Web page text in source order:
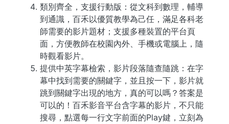
類別齊全，支援行動版：從文科到數理，輔導
到通識，百禾以優質教學為己任，滿足各科老
師需要的影片題材；支援多種裝置的平台頁
面，方便教師在校園內外、手機或電腦上，隨
時觀看影片。
提供中英字幕檢索，影片段落隨查隨跳：在字
幕中找到需要的關鍵字，並且按一下，影片就
跳到關鍵字出現的地方，真的可以嗎？答案是
可以的！百禾影音平台含字幕的影片，不只能
搜尋，點選每一行文字前面的Play鍵，立刻為